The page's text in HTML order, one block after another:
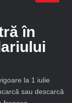
în
la 1 iulie
sau descarcă